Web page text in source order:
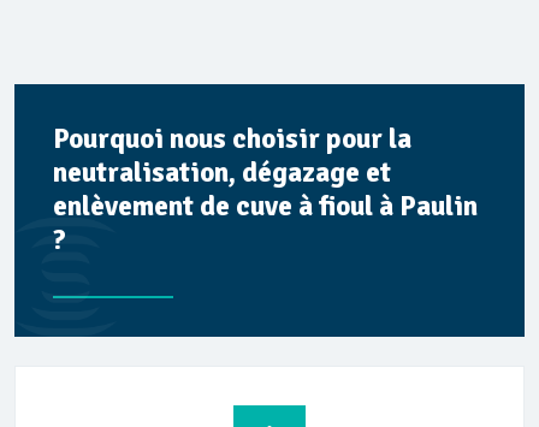
Pourquoi nous choisir pour la
neutralisation, dégazage et
enlèvement de cuve à fioul à Paulin
?